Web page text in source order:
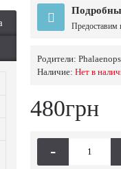
Предоставим
Родители:
Наличие: Нет в
480грн
-